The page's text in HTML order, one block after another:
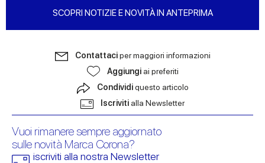
SCOPRI NOTIZIE E NOVITÀ IN ANTEPRIMA
Contattaciper maggiori informazioni
Aggiungi ai preferiti
Condividiquesto articolo
Iscriviti alla Newsletter
Vuoi rimanere sempre aggiornato
sulle novità Marca Corona?
iscriviti alla nostra Newsletter